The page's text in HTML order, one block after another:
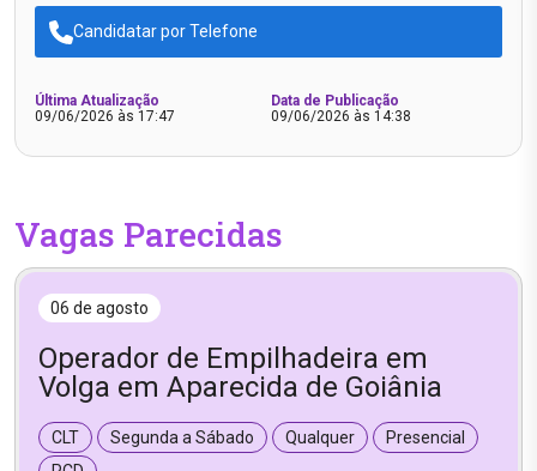
Candidatar por Telefone
Última Atualização
09/06/2026 às 17:47
Data de Publicação
09/06/2026 às 14:38
Vagas Parecidas
06 de agosto
Operador de Empilhadeira em
Volga em Aparecida de Goiânia
CLT Segunda a Sábado Qualquer
Presencial